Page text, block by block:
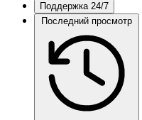
Поддержка 24/7
Последний просмотр